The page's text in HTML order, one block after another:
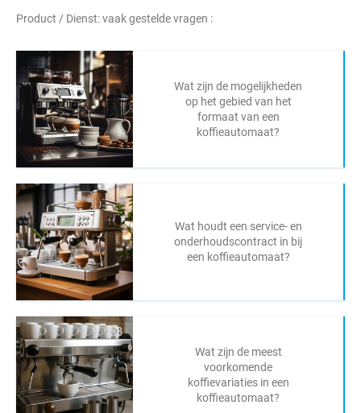
Product / Dienst: vaak gestelde vragen :
Wat zijn de mogelijkheden
op het gebied van het
formaat van een
koffieautomaat?
Wat houdt een service- en
onderhoudscontract in bij
een koffieautomaat?
Wat zijn de meest
voorkomende
koffievariaties in een
koffieautomaat?